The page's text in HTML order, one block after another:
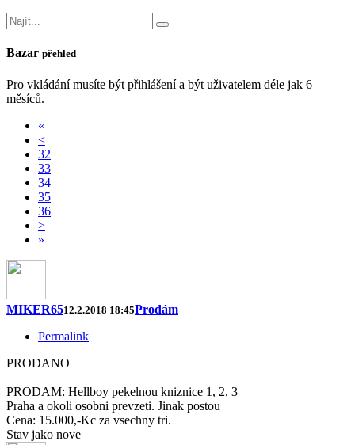
Bazar přehled
Pro vkládání musíte být přihlášení a být uživatelem déle jak 6
měsíců.
«
<
32
33
34
35
36
>
»
MIKER6512.2.2018 18:45Prodám
Permalink
PRODANO
PRODAM: Hellboy pekelnou kniznice 1, 2, 3
Praha a okoli osobni prevzeti. Jinak postou
Cena: 15.000,-Kc za vsechny tri.
Stav jako nove